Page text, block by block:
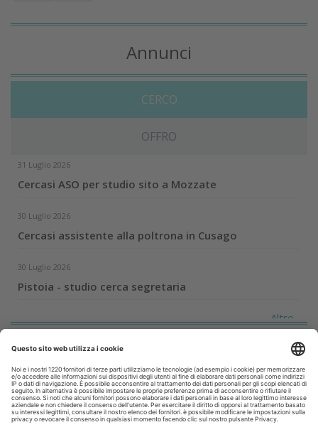
Annunci
CERCO
OFFRO
31 Luglio 2026
Cercasi ASO per studio sito a Mozzate
30 Luglio 2026
Cercasi assistente alla poltrona in Cusago
30 Luglio 2026
Pistoia - studio cerca segretaria
Altro...